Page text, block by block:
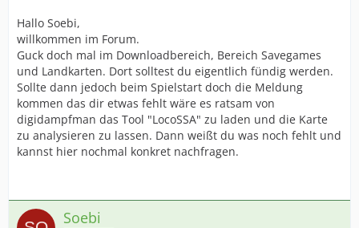
Hallo Soebi,
willkommen im Forum.
Guck doch mal im Downloadbereich, Bereich Savegames
und Landkarten. Dort solltest du eigentlich fündig werden.
Sollte dann jedoch beim Spielstart doch die Meldung
kommen das dir etwas fehlt wäre es ratsam von
digidampfman das Tool "LocoSSA" zu laden und die Karte
zu analysieren zu lassen. Dann weißt du was noch fehlt und
kannst hier nochmal konkret nachfragen.
Soebi